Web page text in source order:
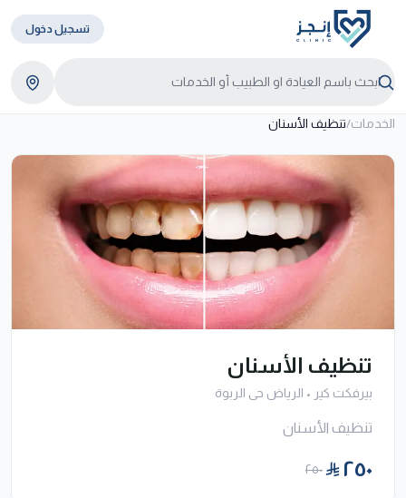
تسجيل دخول
الخدمات/تنظيف الأسنان
تنظيف الأسنان
بيرفكت كير • الرياض حى الربوة
تنظيف الأسنان
٢٥٠ ٢٥٠